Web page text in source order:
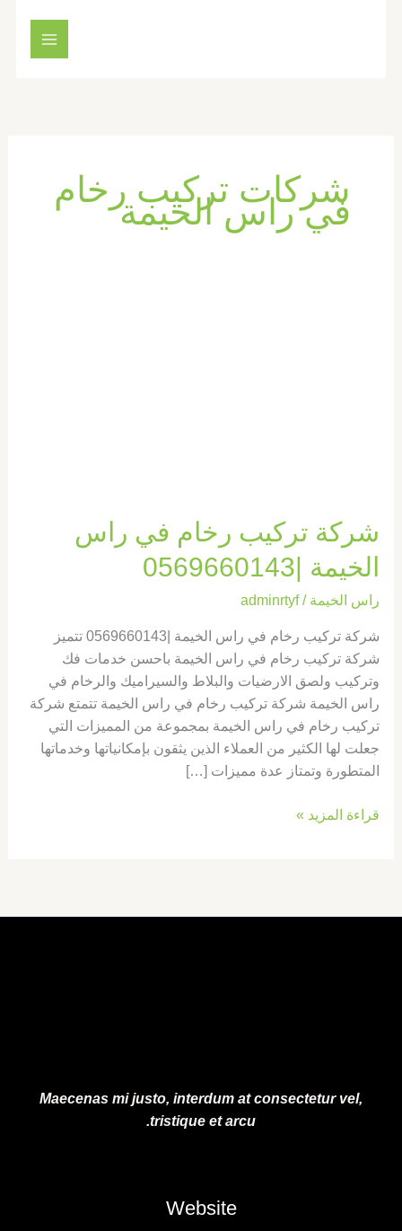
شركات تركيب رخام
في راس الخيمة
شركة تركيب رخام في راس
الخيمة |0569660143
راس الخيمة /
adminrtyf
شركة تركيب رخام في راس الخيمة |0569660143 تتميز
شركة تركيب رخام في راس الخيمة باحسن خدمات فك
وتركيب ولصق الارضيات والبلاط والسيراميك والرخام في
راس الخيمة شركة تركيب رخام في راس الخيمة تتمتع شركة
تركيب رخام في راس الخيمة بمجموعة من المميزات التي
جعلت لها الكثير من العملاء الذين يثقون بإمكانياتها وخدماتها
المتطورة وتمتاز عدة مميزات […]
قراءة المزيد »
Maecenas mi justo, interdum at consectetur vel,
tristique et arcu.
Website